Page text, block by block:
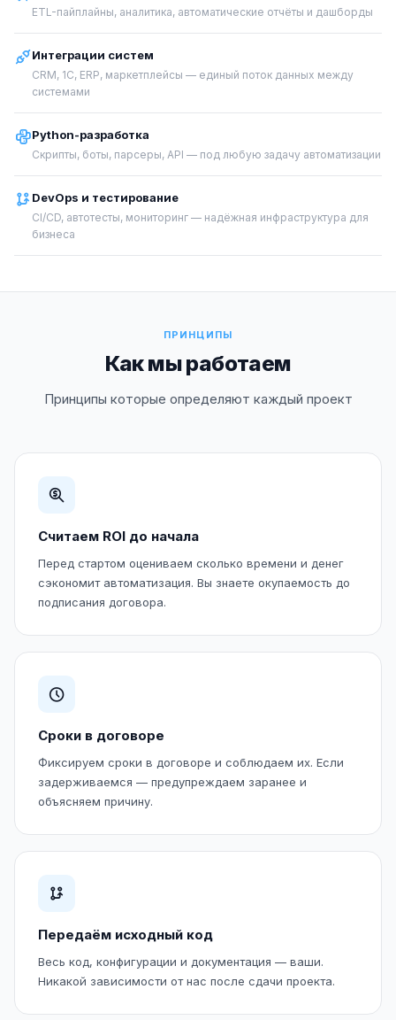
ETL-пайплайны, аналитика, автоматические отчёты и дашборды
Интеграции систем
CRM, 1С, ERP, маркетплейсы — единый поток данных между
системами
Python-разработка
Скрипты, боты, парсеры, API — под любую задачу автоматизации
DevOps и тестирование
CI/CD, автотесты, мониторинг — надёжная инфраструктура для
бизнеса
ПРИНЦИПЫ
Как мы работаем
Принципы которые определяют каждый проект
Считаем ROI до начала
Перед стартом оцениваем сколько времени и денег
сэкономит автоматизация. Вы знаете окупаемость до
подписания договора.
Сроки в договоре
Фиксируем сроки в договоре и соблюдаем их. Если
задерживаемся — предупреждаем заранее и
объясняем причину.
Передаём исходный код
Весь код, конфигурации и документация — ваши.
Никакой зависимости от нас после сдачи проекта.